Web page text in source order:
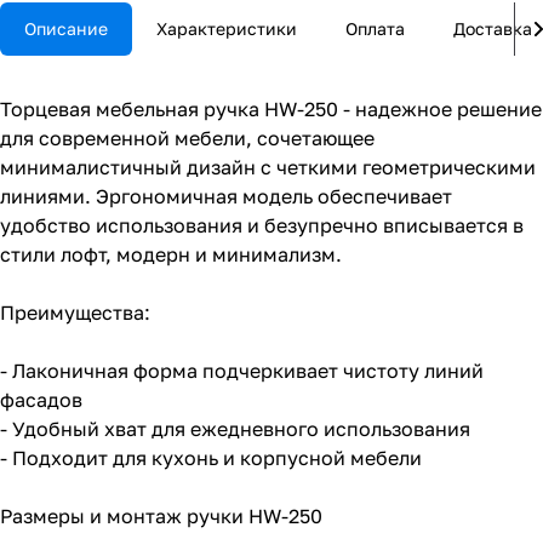
Описание Характеристики Оплата Доставка
Торцевая мебельная ручка HW-250 - надежное решение
для современной мебели, сочетающее
минималистичный дизайн с четкими геометрическими
линиями. Эргономичная модель обеспечивает
удобство использования и безупречно вписывается в
стили лофт, модерн и минимализм.
Преимущества:
- Лаконичная форма подчеркивает чистоту линий
фасадов
- Удобный хват для ежедневного использования
- Подходит для кухонь и корпусной мебели
Размеры и монтаж ручки HW-250